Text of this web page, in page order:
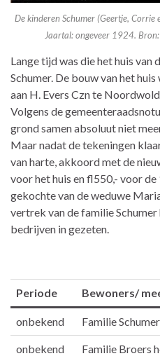
De kinderen Schumer (Geertje,
Jaartal: ongeveer 1924.
Lange tijd was die het huis van
Schumer. De bouw van het
aan H. Evers Czn te
Volgens de
grond samen absoluut niet
Maar nadat de tekeningen
van harte, akkoord met de
voor het huis en fl550,- voor
gekochte van de weduwe
vertrek van de familie
bedrijven in gezeten.
Periode Bewoners/
onbekend Familie
onbekend Familie Broers